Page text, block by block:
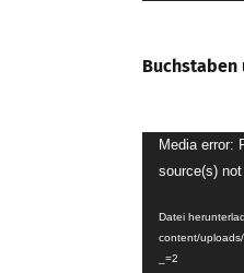
Buchstaben
Video-
Player
Media error:
source(s)
Datei
content/
_=2